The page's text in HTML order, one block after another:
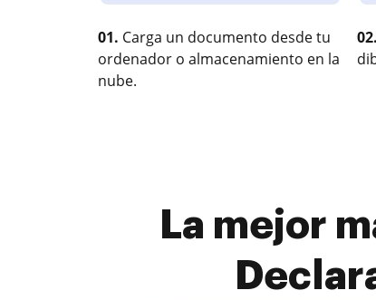
01. Carga un documento desde tu
ordenador o almacenamiento en la
nube.
02.
La mejor